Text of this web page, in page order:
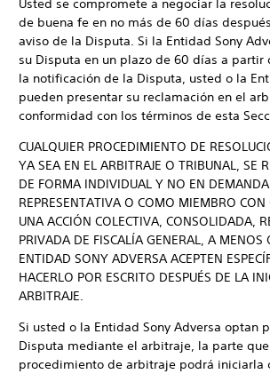
Usted se compromete a negociar la
de buena fe en no más de 60 días
aviso de la Disputa. Si la Entidad Sony
su Disputa en un plazo de 60 días a partir
la notificación de la Disputa, usted o la
pueden presentar su reclamación en el
conformidad con los términos de esta
CUALQUIER PROCEDIMIENTO DE
YA SEA EN EL ARBITRAJE O TRIBUNAL, SE
DE FORMA INDIVIDUAL Y NO EN
REPRESENTATIVA O COMO MIEMBRO
UNA ACCIÓN COLECTIVA, CONSOLIDADA,
PRIVADA DE FISCALÍA GENERAL, A MENOS
ENTIDAD SONY ADVERSA ACEPTEN
HACERLO POR ESCRITO DESPUÉS DE LA
ARBITRAJE.
Si usted o la Entidad Sony Adversa optan
Disputa mediante el arbitraje, la parte
procedimiento de arbitraje podrá iniciarla